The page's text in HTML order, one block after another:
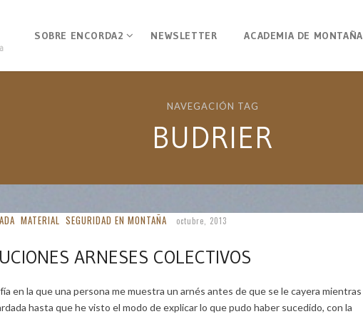
SOBRE ENCORDA2 NEWSLETTER ACADEMIA DE MONTAÑA
NAVEGACIÓN TAG
BUDRIER
MATERIAL SEGURIDAD EN MONTAÑA octubre, 2013
ARNESES COLECTIVOS
en la que una persona me muestra un arnés antes de que se le cayera mientras
hasta que he visto el modo de explicar lo que pudo haber sucedido, con la